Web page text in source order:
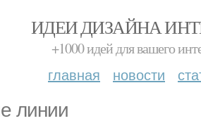
ИДЕИ ДИЗАЙНА
+1000 идей для вашего
главная новости
линии